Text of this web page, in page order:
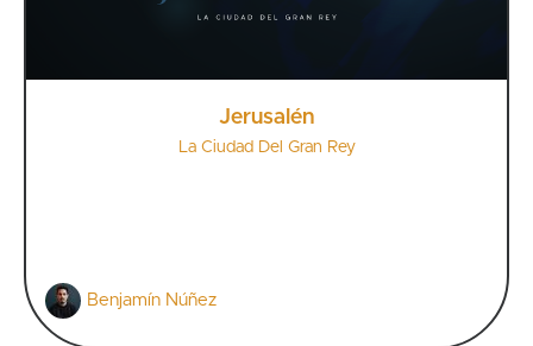
Jerusalén
La Ciudad Del Gran Rey
Benjamín Núñez